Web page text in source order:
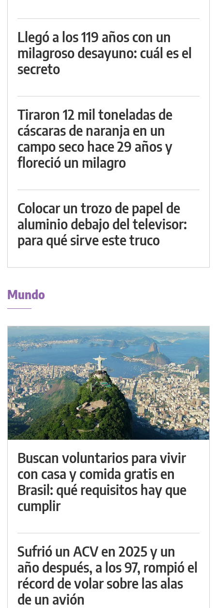
Llegó a los 119 años con un
milagroso desayuno: cuál es el
secreto
Tiraron 12 mil toneladas de
cáscaras de naranja en un
campo seco hace 29 años y
floreció un milagro
Colocar un trozo de papel de
aluminio debajo del televisor:
para qué sirve este truco
Mundo
Buscan voluntarios para vivir
con casa y comida gratis en
Brasil: qué requisitos hay que
cumplir
Sufrió un ACV en 2025 y un
año después, a los 97, rompió el
récord de volar sobre las alas
de un avión